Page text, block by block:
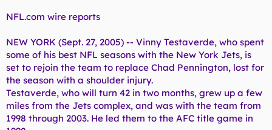
NFL.com wire reports
NEW YORK (Sept. 27, 2005) -- Vinny Testaverde, who spent
some of his best NFL seasons with the New York Jets, is
set to rejoin the team to replace Chad Pennington, lost for
the season with a shoulder injury.
Testaverde, who will turn 42 in two months, grew up a few
miles from the Jets complex, and was with the team from
1998 through 2003. He led them to the AFC title game in